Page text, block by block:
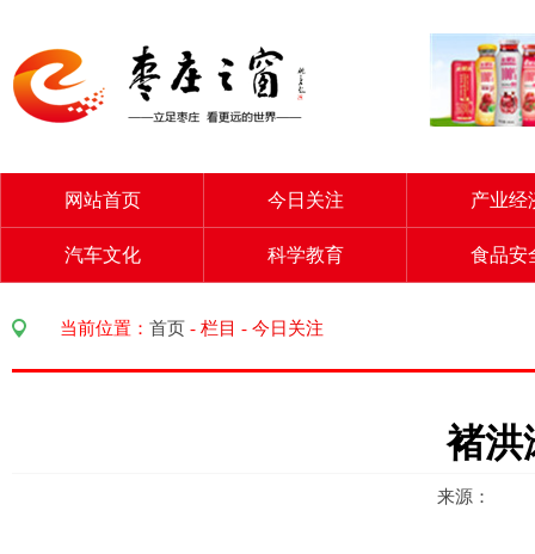
网站首页 今日关注 产业经
汽车文化 科学教育 食品安
当前位置： 首页 - 栏目 - 今日关注
褚洪
来源：